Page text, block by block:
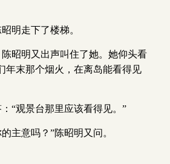
明走下了楼梯。
昭明又出声叫住了她。她仰头看
年末那个烟火，在离岛能看得见
“观景台那里应该看得见。”
主意吗？”陈昭明又问。